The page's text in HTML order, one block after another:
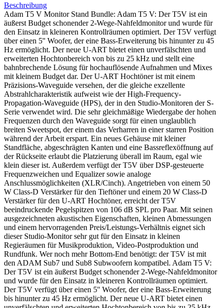
Beschreibung
Adam T5 V Monitor Stand Bundle: Adam T5 V: Der T5V ist ein
äußerst Budget schonender 2-Wege-Nahfeldmonitor und wurde für
den Einsatz in kleineren Kontrollräumen optimiert. Der T5V verfügt
über einen 5'' Woofer, der eine Bass-Erweiterung bis hinunter zu 45
Hz ermöglicht. Der neue U-ART bietet einen unverfälschten und
erweiterten Hochtonbereich von bis zu 25 kHz und stellt eine
bahnbrechende Lösung für hochauflösende Aufnahmen und Mixes
mit kleinem Budget dar. Der U-ART Hochtöner ist mit einem
Präzisions-Waveguide versehen, der die gleiche exzellente
Abstrahlcharakteristik aufweist wie der High-Frequency-
Propagation-Waveguide (HPS), der in den Studio-Monitoren der S-
Serie verwendet wird. Die sehr gleichmäßige Wiedergabe der hohen
Frequenzen durch den Waveguide sorgt für einen unglaublich
breiten Sweetspot, der einem das Verharren in einer starren Position
während der Arbeit erspart. Ein neues Gehäuse mit kleiner
Standfläche, abgeschrägten Kanten und eine Bassreflexöffnung auf
der Rückseite erlaubt die Platzierung überall im Raum, egal wie
klein dieser ist. Außerdem verfügt der T5V über DSP-gesteuerte
Frequenzweichen und Equalizer sowie analoge
Anschlussmöglichkeiten (XLR/Cinch). Angetrieben von einem 50
W Class-D Verstärker für den Tieftöner und einem 20 W Class-D
Verstärker für den U-ART Hochtöner, erreicht der T5V
beeindruckende Pegelspitzen von 106 dB SPL pro Paar. Mit seinen
ausgezeichneten akustischen Eigenschaften, kleinen Abmessungen
und einem hervorragenden Preis/Leistungs-Verhältnis eignet sich
dieser Studio-Monitor sehr gut für den Einsatz in kleinen
Regieräumen für Musikproduktion, Video-Postproduktion und
Rundfunk. Wer noch mehr Bottom-End benötigt: der T5V ist mit
den ADAM Sub7 und Sub8 Subwoofern kompatibel. Adam T5 V:
Der T5V ist ein äußerst Budget schonender 2-Wege-Nahfeldmonitor
und wurde für den Einsatz in kleineren Kontrollräumen optimiert.
Der T5V verfügt über einen 5'' Woofer, der eine Bass-Erweiterung
bis hinunter zu 45 Hz ermöglicht. Der neue U-ART bietet einen